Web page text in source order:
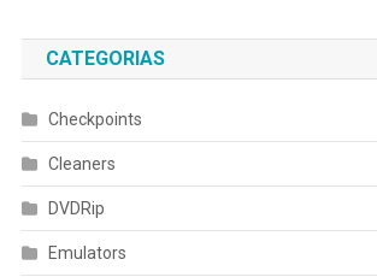
CATEGORIAS
Checkpoints
Cleaners
DVDRip
Emulators